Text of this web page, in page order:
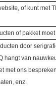
of kunt met
of pakket
door
hangt van
met ons
enz.